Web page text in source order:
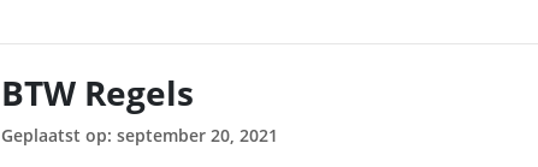
BTW Regels
Geplaatst op: september 20, 2021